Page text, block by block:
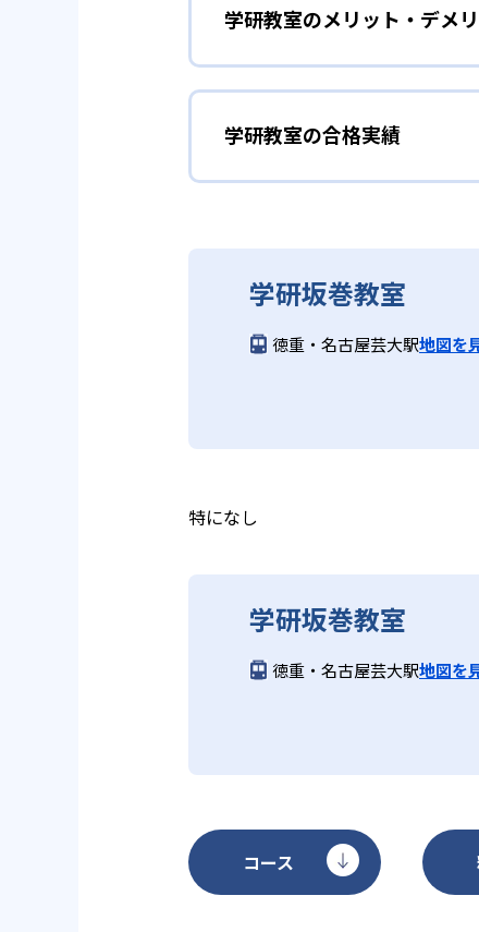
02 生徒それ
学研教室の個別指導では、生
画を設計する。また、生徒そ
ルステップの教材となっている
03 週2回の教
学研教室では、週2回の教室学
供し、学習の習慣化と学力の
学研教室は、生徒の「わかった
しており、わからない問題が
「見える力」だけでなく、学習
を向上させたい人に向いている
てて考える力の育成を、国語で
り離さず、くり返し学習と毎
る。
長時間の勉強が苦手な人
学研教室では、小学生につい
る時間が通常「学年×10分±10
学研教室のメリット・デメ
どんなメリットがある？
学研教室が持つ最大のメリット
教材を使用している点だ。こ
ら応用まで、少しずつステップ
ている。
学研教室の先生は、研修会や
いう理念のもとで生徒一人ひ
ら学習をスタートする。この
は、最新の教育情報にも精通
学研教室では、楽しく生き生き
学研教室のデメリットとして
学研教室の合格実績
学研教室の合格実績は、公式サ
学研坂巻教室
徳重・名古屋芸大駅地図を
特になし
学研坂巻教室
徳重・名古屋芸大駅地図を
コース